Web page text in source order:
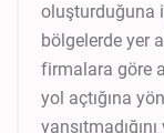
oluşturduğuna
bölgelerde yer
firmalara göre
yol açtığına